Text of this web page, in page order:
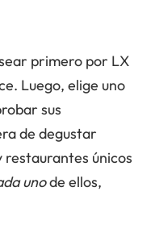
primero por LX
Luego, elige uno
sus
de degustar
restaurantes únicos
unode ellos,